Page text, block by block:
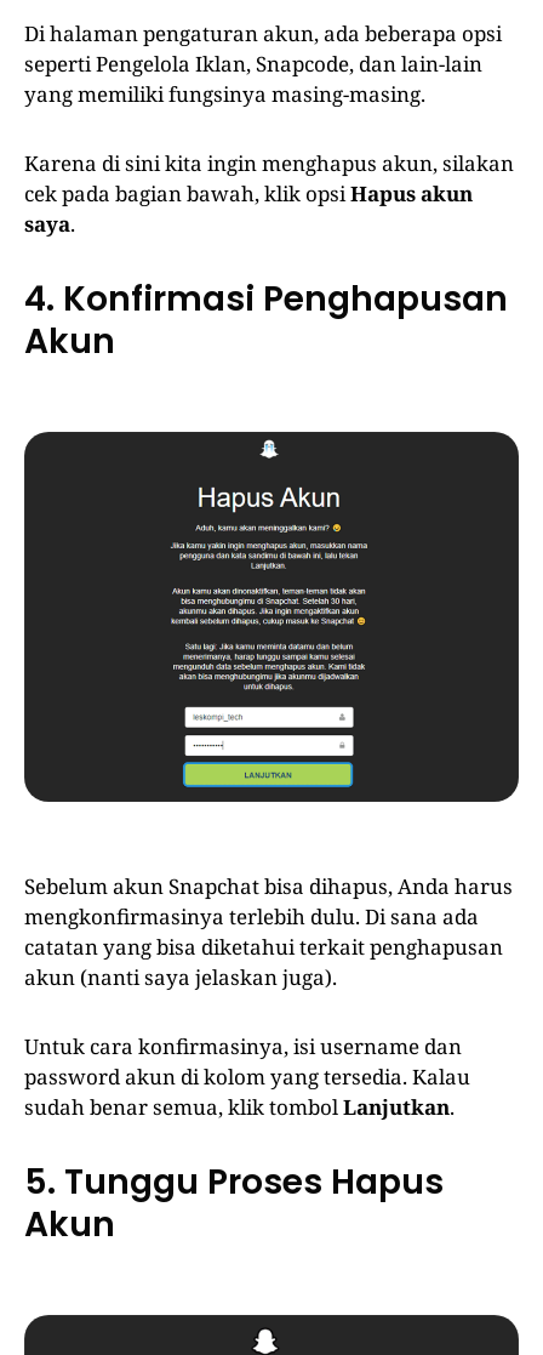
Di halaman pengaturan akun, ada beberapa opsi
seperti Pengelola Iklan, Snapcode, dan lain-lain
yang memiliki fungsinya masing-masing.
Karena di sini kita ingin menghapus akun, silakan
cek pada bagian bawah, klik opsiHapus akun
saya.
4. Konfirmasi Penghapusan
Akun
Sebelum akun Snapchat bisa dihapus, Anda harus
mengkonfirmasinya terlebih dulu. Di sana ada
catatan yang bisa diketahui terkait penghapusan
akun (nanti saya jelaskan juga).
Untuk cara konfirmasinya, isi username dan
password akun di kolom yang tersedia. Kalau
sudah benar semua, klik tombolLanjutkan.
5. Tunggu Proses Hapus
Akun